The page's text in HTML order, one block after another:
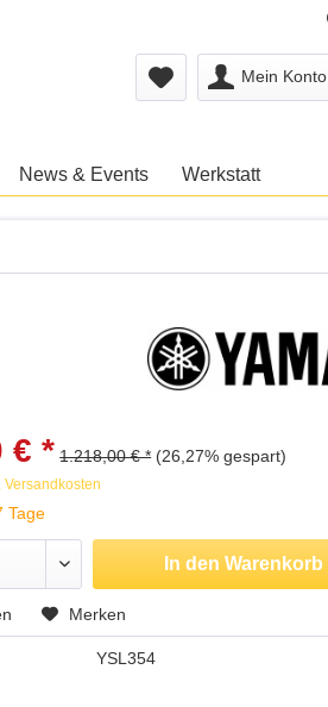
Mein Konto
News & Events Werkstatt
€ * 1.218,00 € * (26,27% gespart)
Versandkosten
Tage
In den Warenkorb
Merken
YSL354